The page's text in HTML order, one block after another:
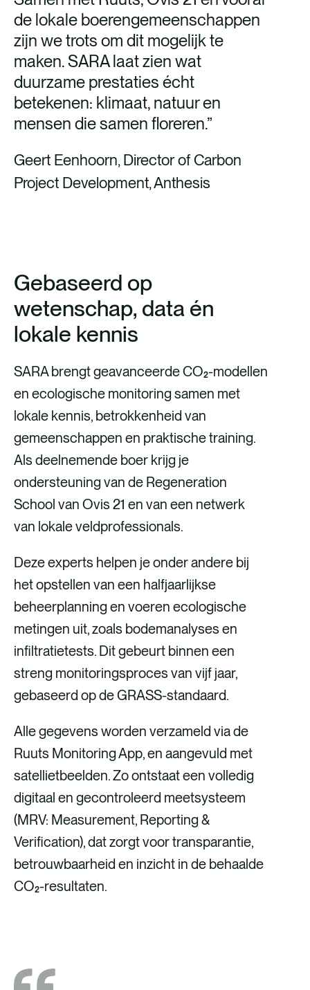
de lokale boerengemeenschappen
zijn we trots om dit mogelijk te
maken. SARA laat zien wat
duurzame prestaties écht
betekenen: klimaat, natuur en
mensen die samen floreren.”
Geert Eenhoorn, Director of Carbon
Project Development, Anthesis
Gebaseerd op
wetenschap, data én
lokale kennis
SARA brengt geavanceerde CO₂-modellen
en ecologische monitoring samen met
lokale kennis, betrokkenheid van
gemeenschappen en praktische training.
Als deelnemende boer krijg je
ondersteuning van de Regeneration
School van Ovis 21 en van een netwerk
van lokale veldprofessionals.
Deze experts helpen je onder andere bij
het opstellen van een halfjaarlijkse
beheerplanning en voeren ecologische
metingen uit, zoals bodemanalyses en
infiltratietests. Dit gebeurt binnen een
streng monitoringsproces van vijf jaar,
gebaseerd op de GRASS-standaard.
Alle gegevens worden verzameld via de
Ruuts Monitoring App, en aangevuld met
satellietbeelden. Zo ontstaat een volledig
digitaal en gecontroleerd meetsysteem
(MRV: Measurement, Reporting &
Verification), dat zorgt voor transparantie,
betrouwbaarheid en inzicht in de behaalde
CO₂-resultaten.